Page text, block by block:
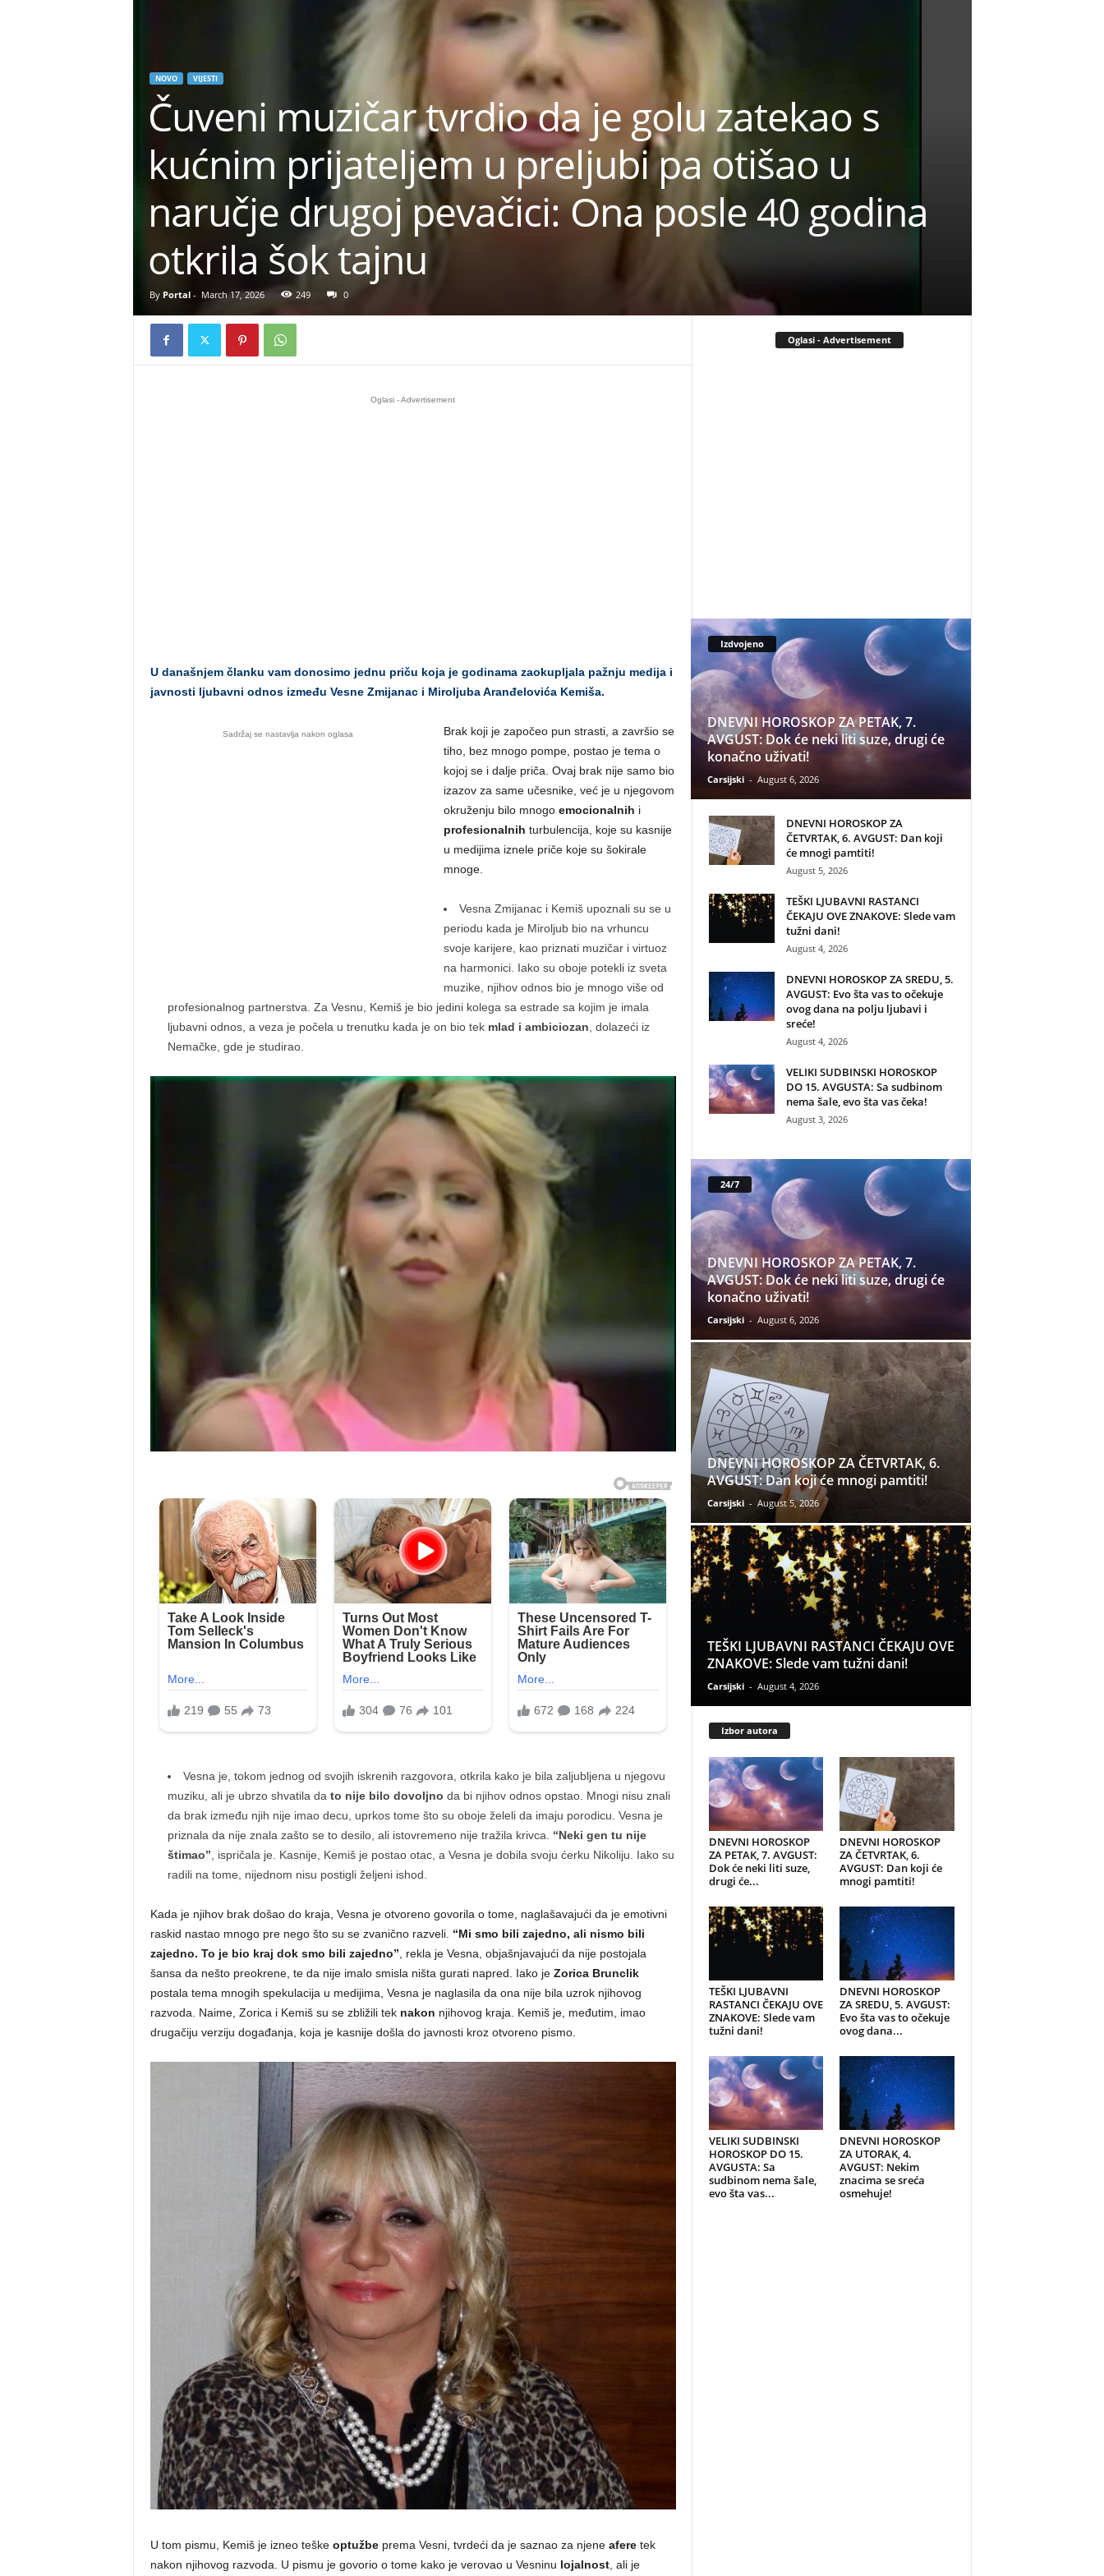
NOVO VIJESTI
Čuveni muzičar tvrdio da je golu zatekao s
kućnim prijateljem u preljubi pa otišao u
naručje drugoj pevačici: Ona posle 40 godina
otkrila šok tajnu
By Portal- March 17, 2026 249 0
Oglasi - Advertisement
U današnjem članku vam donosimo jednu priču koja je godinama zaokupljala pažnju medija i
javnosti ljubavni odnos između Vesne Zmijanac i Miroljuba Aranđelovića Kemiša.
Sadržaj se nastavlja nakon oglasa
Brak koji je započeo pun strasti, a završio se
tiho, bez mnogo pompe, postao je tema o
kojoj se i dalje priča. Ovaj brak nije samo bio
izazov za same učesnike, već je u njegovom
okruženju bilo mnogo emocionalnih i
profesionalnih turbulencija, koje su kasnije
u medijima iznele priče koje su šokirale
mnoge.
Vesna Zmijanac i Kemiš upoznali su se u
periodu kada je Miroljub bio na vrhuncu
svoje karijere, kao priznati muzičar i virtuoz
na harmonici. Iako su oboje potekli iz sveta
muzike, njihov odnos bio je mnogo više od
profesionalnog partnerstva. Za Vesnu, Kemiš je bio jedini kolega sa estrade sa kojim je imala
ljubavni odnos, a veza je počela u trenutku kada je on bio tek mlad i ambiciozan , dolazeći iz
Nemačke, gde je studirao.
Vesna je, tokom jednog od svojih iskrenih razgovora, otkrila kako je bila zaljubljena u njegovu
muziku, ali je ubrzo shvatila da to nije bilo dovoljno da bi njihov odnos opstao. Mnogi nisu znali
da brak između njih nije imao decu, uprkos tome što su oboje želeli da imaju porodicu. Vesna je
priznala da nije znala zašto se to desilo, ali istovremeno nije tražila krivca. “Neki gen tu nije
štimao” , ispričala je. Kasnije, Kemiš je postao otac, a Vesna je dobila svoju ćerku Nikoliju. Iako su
radili na tome, nijednom nisu postigli željeni ishod.
Kada je njihov brak došao do kraja, Vesna je otvoreno govorila o tome, naglašavajući da je emotivni
raskid nastao mnogo pre nego što su se zvanično razveli. “Mi smo bili zajedno, ali nismo bili
zajedno. To je bio kraj dok smo bili zajedno” , rekla je Vesna, objašnjavajući da nije postojala
šansa da nešto preokrene, te da nije imalo smisla ništa gurati napred. Iako je Zorica Brunclik
postala tema mnogih spekulacija u medijima, Vesna je naglasila da ona nije bila uzrok njihovog
razvoda. Naime, Zorica i Kemiš su se zbližili tek nakon njihovog kraja. Kemiš je, međutim, imao
drugačiju verziju događanja, koja je kasnije došla do javnosti kroz otvoreno pismo.
U tom pismu, Kemiš je izneo teške optužbeprema Vesni, tvrdeći da je saznao za njene aferetek
nakon njihovog razvoda. U pismu je govorio o tome kako je verovao u Vesninu lojalnost, ali je
Oglasi - Advertisement
Izdvojeno
DNEVNI HOROSKOP ZA PETAK, 7.
AVGUST: Dok će neki liti suze, drugi će
konačno uživati!
Carsijski - August 6, 2026
DNEVNI HOROSKOP ZA
ČETVRTAK, 6. AVGUST: Dan koji
će mnogi pamtiti!
August 5, 2026
TEŠKI LJUBAVNI RASTANCI
ČEKAJU OVE ZNAKOVE: Slede vam
tužni dani!
August 4, 2026
DNEVNI HOROSKOP ZA SREDU, 5.
AVGUST: Evo šta vas to očekuje
ovog dana na polju ljubavi i
sreće!
August 4, 2026
VELIKI SUDBINSKI HOROSKOP
DO 15. AVGUSTA: Sa sudbinom
nema šale, evo šta vas čeka!
August 3, 2026
24/7
DNEVNI HOROSKOP ZA PETAK, 7.
AVGUST: Dok će neki liti suze, drugi će
konačno uživati!
Carsijski - August 6, 2026
DNEVNI HOROSKOP ZA ČETVRTAK, 6.
AVGUST: Dan koji će mnogi pamtiti!
Carsijski - August 5, 2026
TEŠKI LJUBAVNI RASTANCI ČEKAJU OVE
ZNAKOVE: Slede vam tužni dani!
Carsijski - August 4, 2026
Izbor autora
DNEVNI HOROSKOP
ZA PETAK, 7. AVGUST:
Dok će neki liti suze,
drugi će...
DNEVNI HOROSKOP
ZA ČETVRTAK, 6.
AVGUST: Dan koji će
mnogi pamtiti!
TEŠKI LJUBAVNI
RASTANCI ČEKAJU OVE
ZNAKOVE: Slede vam
tužni dani!
DNEVNI HOROSKOP
ZA SREDU, 5. AVGUST:
Evo šta vas to očekuje
ovog dana...
VELIKI SUDBINSKI
HOROSKOP DO 15.
AVGUSTA: Sa
sudbinom nema šale,
evo šta vas...
DNEVNI HOROSKOP
ZA UTORAK, 4.
AVGUST: Nekim
znacima se sreća
osmehuje!